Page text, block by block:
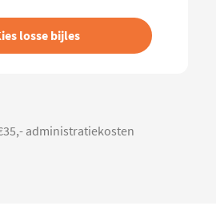
losse bijles
administratiekosten